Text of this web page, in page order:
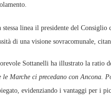
stessa linea il presidente del
di una visione sovracomunale,
Sottanelli ha illustrato la ratio
le Marche ci precedano con Ancona.
evidenziando i vantaggi per i